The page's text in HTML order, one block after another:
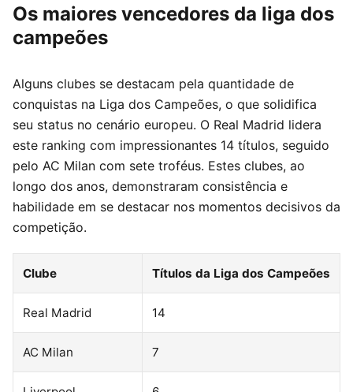
Os maiores vencedores da liga dos
campeões
Alguns clubes se destacam pela quantidade de
conquistas na Liga dos Campeões, o que solidifica
seu status no cenário europeu. O Real Madrid lidera
este ranking com impressionantes 14 títulos, seguido
pelo AC Milan com sete troféus. Estes clubes, ao
longo dos anos, demonstraram consistência e
habilidade em se destacar nos momentos decisivos da
competição.
Clube Títulos da Liga dos Campeões
Real Madrid 14
AC Milan 7